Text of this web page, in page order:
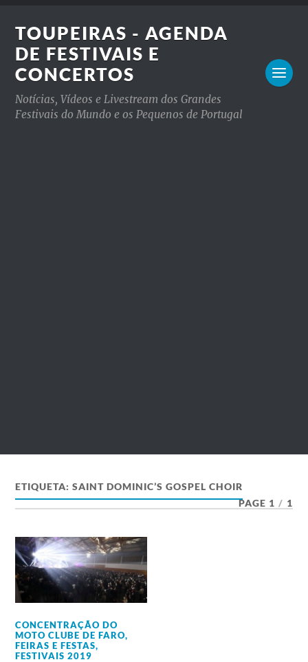
TOUPEIRAS - AGENDA
DE FESTIVAIS E
CONCERTOS
Notícias, Vídeos e Livestream dos Grandes
Festivais do Mundo e os Pequenos de Portugal
ETIQUETA:SAINT DOMINIC’S GOSPEL CHOIR
PAGE 1 / 1
CONCENTRAÇÃO DO
MOTO CLUBE DE FARO,
FEIRAS E FESTAS,
FESTIVAIS 2019